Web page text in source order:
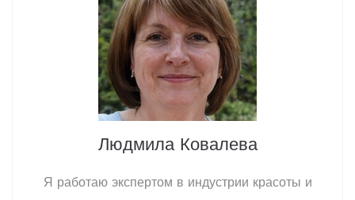
Людмила Ковалева
Я работаю экспертом в индустрии красоты и